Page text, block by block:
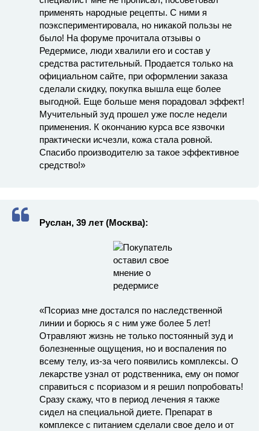
применять народные рецепты. С ними я
поэкспериментировала, но никакой пользы не
было! На форуме прочитала отзывы о
Редермисе, люди хвалили его и состав у
средства растительный. Продается только на
официальном сайте, при оформлении заказа
сделали скидку, покупка вышла еще более
выгодной. Еще больше меня порадовал эффект!
Мучительный зуд прошел уже после недели
применения. К окончанию курса все язвочки
практически исчезли, кожа стала ровной.
Спасибо производителю за такое эффективное
средство!»
Руслан, 39 лет (Москва):
«Псориаз мне достался по наследственной
линии и борюсь я с ним уже более 5 лет!
Отравляют жизнь не только постоянный зуд и
болезненные ощущения, но и воспаления по
всему телу, из-за чего появились комплексы. О
лекарстве узнал от родственника, ему он помог
справиться с псориазом и я решил попробовать!
Сразу скажу, что в период лечения я также
сидел на специальной диете. Препарат в
комплексе с питанием сделали свое дело и от